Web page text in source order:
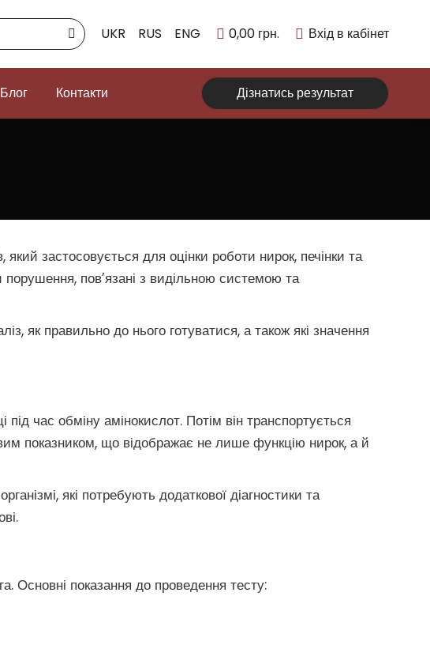
UKR RUS ENG 0,00 грн. Вхід в кабінет
Блог Контакти Дізнатись результат
застосовується для оцінки роботи нирок, печінки та
порушення, пов’язані з видільною системою та
як правильно до нього готуватися, а також які значення
час обміну амінокислот. Потім він транспортується
показником, що відображає не лише функцію нирок, а й
які потребують додаткової діагностики та
Основні показання до проведення тесту: